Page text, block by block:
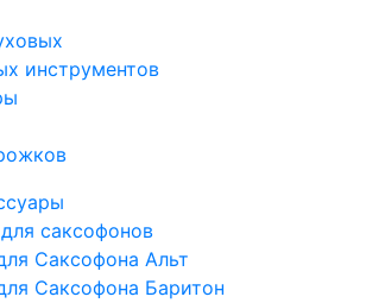
инструментов
саксофонов
Саксофона Альт
Саксофона Баритон